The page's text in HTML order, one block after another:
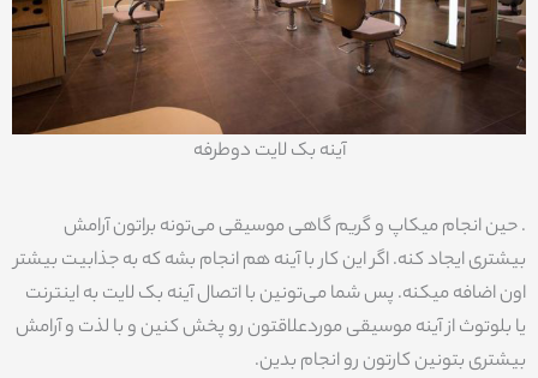
آینه بک لایت دوطرفه
. حین انجام میکاپ و گریم گاهی موسیقی می‌تونه براتون آرامش
بیشتری ایجاد کنه. اگر این کار با آینه هم انجام بشه که به جذابیت بیشتر
اون اضافه میکنه. پس شما می‌تونین با اتصال آینه بک لایت به اینترنت
یا بلوتوث از آینه موسیقی موردعلاقتون رو پخش کنین و با لذت و آرامش
بیشتری بتونین کارتون رو انجام بدین.